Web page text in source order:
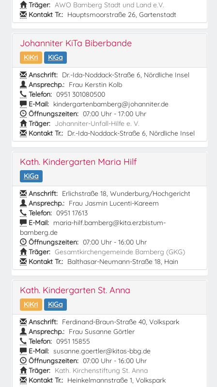
Träger: AWO Bamberg Stadt und Land e.V.
Kontakt Tr.: Hauptsmoorstraße 26, Gartenstadt
Johanniter KiTa Biberbande
KiKri
KiGa
Anschrift: Dr.-Ida-Noddack-Straße 6, Nördliche Insel
Ansprechp.: Frau Kerstin Kolb
Telefon: 0951 301080500
E-Mail: kindergartenbamberg@johanniter.de
Öffnungszeiten: 07:00 Uhr - 17:00 Uhr
Träger: Johanniter-Unfall-Hilfe e. V.
Kontakt Tr.: Dr.-Ida-Noddack-Straße 6, Nördliche Insel
Kath. Kindergarten Maria Hilf
KiGa
Anschrift: Erlichstraße 18, Wunderburg/Hochgericht
Ansprechp.: Frau Jasmin Lucenti-Kareem
Telefon: 0951 17613
E-Mail: maria-hilf.bamberg@kita.erzbistum-
bamberg.de
Öffnungszeiten: 07:00 Uhr - 16:00 Uhr
Träger: Gesamtkirchengemeinde Bamberg (GKG)
Kontakt Tr.: Balthasar-Neumann-Straße 18, Hain
Kath. Kindergarten St. Anna
KiKri
KiGa
Anschrift: Ferdinand-Braun-Straße 40, Volkspark
Ansprechp.: Frau Susanne Görtler
Telefon: 0951 15855
E-Mail: susanne.goertler@kitas-bbg.de
Öffnungszeiten: 07:00 Uhr - 16:00 Uhr
Träger: Kath. Kirchenstiftung St. Anna
Kontakt Tr.: Heinkelmannstraße 1, Volkspark